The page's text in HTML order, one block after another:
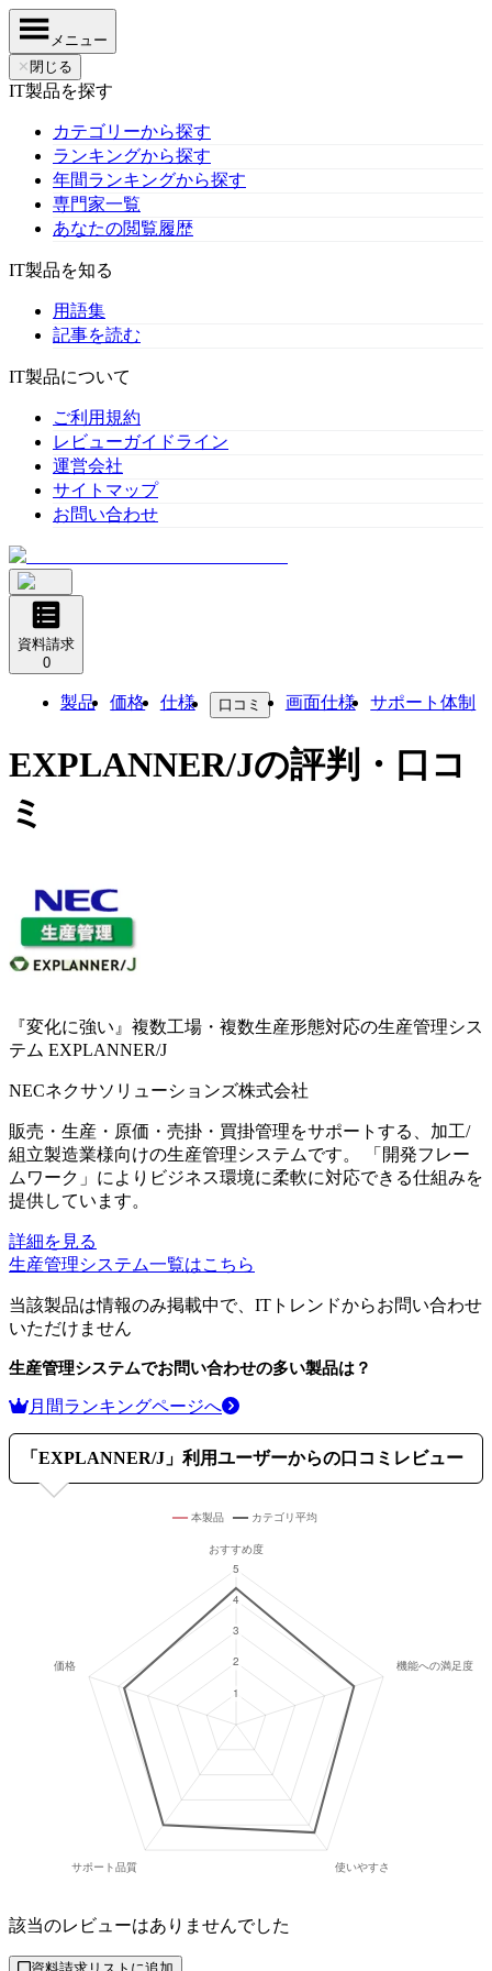
メニュー
✕ 閉じる
IT製品を探す
カテゴリーから探す
ランキングから探す
年間ランキングから探す
専門家一覧
あなたの閲覧履歴
IT製品を知る
用語集
記事を読む
IT製品について
ご利用規約
レビューガイドライン
運営会社
サイトマップ
お問い合わせ
資料請求
0
製品 価格 仕様 口コミ 画面仕様 サポート体制
EXPLANNER/Jの評判・口コ
ミ
『変化に強い』複数工場・複数生産形態対応の生産管理シス
テム EXPLANNER/J
NECネクサソリューションズ株式会社
販売・生産・原価・売掛・買掛管理をサポートする、加工/
組立製造業様向けの生産管理システムです。 「開発フレー
ムワーク」によりビジネス環境に柔軟に対応できる仕組みを
提供しています。
詳細を見る
生産管理システム一覧はこちら
当該製品は情報のみ掲載中で、ITトレンドからお問い合わせ
いただけません
生産管理システムでお問い合わせの多い製品は？
月間ランキングページへ
「 EXPLANNER/J 」利用ユーザーからの口コミレビュー
該当のレビューはありませんでした